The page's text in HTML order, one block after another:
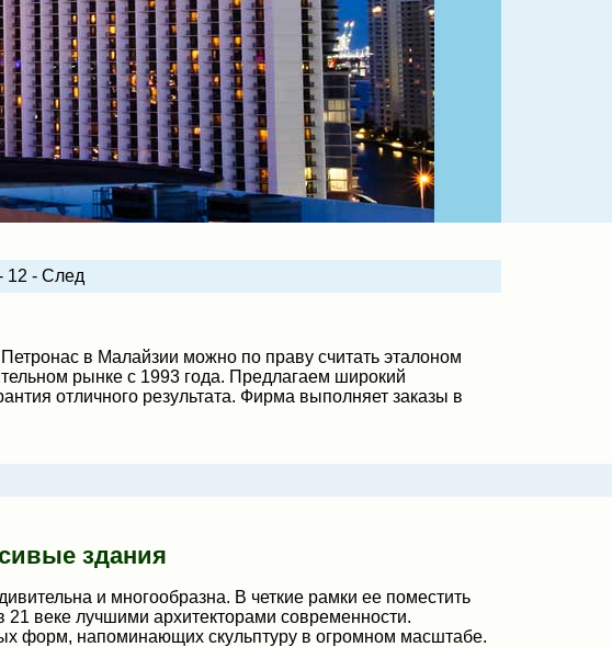
12 - След
в Малайзии можно по праву считать эталоном
рынке с 1993 года. Предлагаем широкий
отличного результата. Фирма выполняет заказы в
здания
и многообразна. В четкие рамки ее поместить
веке лучшими архитекторами современности.
форм, напоминающих скульптуру в огромном масштабе.